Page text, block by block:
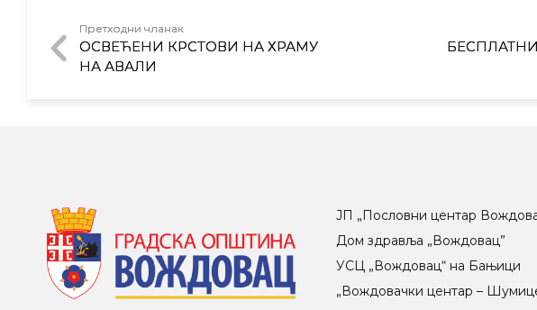
Претходни чланак
ОСВЕЋЕНИ КРСТОВИ НА ХРАМУ
НА АВАЛИ
ЈП „Пословни центар
Дом здравља „Вождовац”
УСЦ „Вождовац“ на Бањици
„Вождовачки центар –